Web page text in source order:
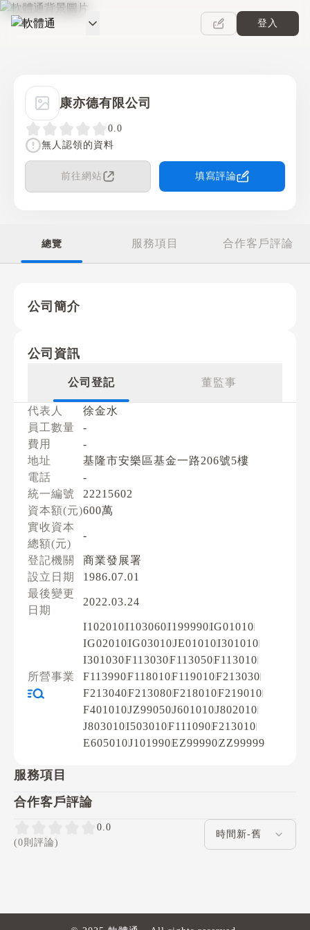
軟體通
登入
康亦德有限公司
0.0
無人認領的資料
前往網站 填寫評論
總覽 服務項目 合作客戶評論
公司簡介
公司資訊
公司登記 董監事
代表人
徐金水
員工數量
-
費用
-
地址
基隆市安樂區基金一路206號5樓
電話
-
統一編號
22215602
資本額(元)600萬
實收資本
總額(元)
-
登記機關
商業發展署
設立日期
1986.07.01
最後變更
日期
2022.03.24
所營事業
I102010I103060I199990IG01010
IG02010IG03010JE01010I301010
I301030F113030F113050F113010
F113990F118010F119010F213030
F213040F213080F218010F219010
F401010JZ99050J601010J802010
J803010I503010F111090F213010
E605010J101990EZ99990ZZ99999
服務項目
合作客戶評論
0.0
(0則評論)
評論排序